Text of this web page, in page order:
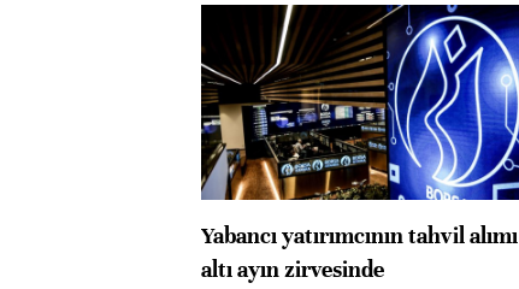
Yabancı yatırımcının tahvil alımı
altı ayın zirvesinde